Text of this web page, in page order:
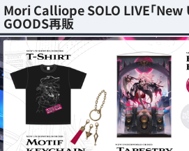
Mori Calliope SOLO LIVE「
GOODS再販